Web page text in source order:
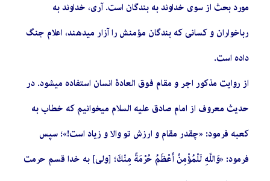
مورد بحث از سوی خداوند به بندگان است. آری، خداوند به
رباخواران و كسانی كه بندگان مؤمنش را آزار میدهند، اعلام جنگ
داده است.
از روایت مذكور اجر و مقام فوق العادۀ انسان استفاده میشود. در
حدیث معروف از امام صادق علیه السلام میخوانیم كه خطاب به
كعبه فرمود: «چقدر مقام و ارزش تو والا و زیاد است!»؛ سپس
فرمود: «وَاللَّهِ لَلْمُؤْمِنُ أَعْظَمُ حُرْمَةً مِنْكَ؛ [ولی] به خدا قسم حرمت